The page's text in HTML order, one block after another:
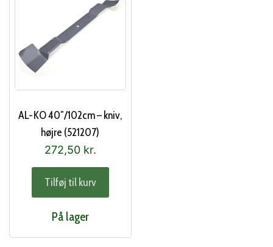
AL-KO 40″/102cm – kniv,
højre (521207)
272,50 kr.
Tilføj til kurv
På lager